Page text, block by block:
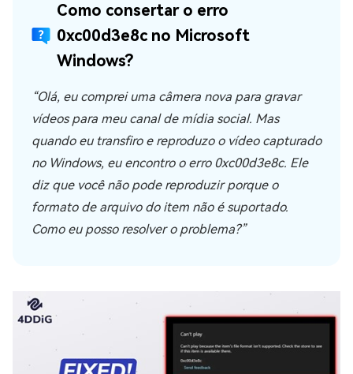
Como consertar o erro
0xc00d3e8c no Microsoft
Windows?
“Olá, eu comprei uma câmera nova para gravar
vídeos para meu canal de mídia social. Mas
quando eu transfiro e reproduzo o vídeo capturado
no Windows, eu encontro o erro 0xc00d3e8c. Ele
diz que você não pode reproduzir porque o
formato de arquivo do item não é suportado.
Como eu posso resolver o problema?”